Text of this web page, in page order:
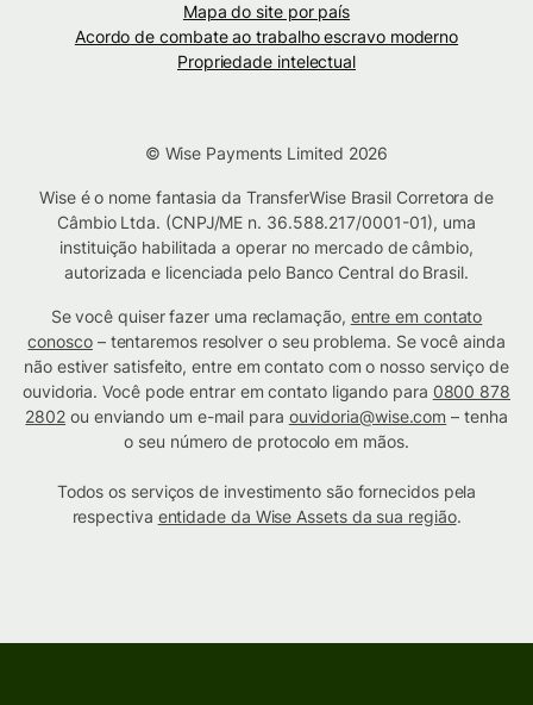
Mapa do site por país
Acordo de combate ao trabalho escravo moderno
Propriedade intelectual
© Wise Payments Limited 2026
Wise é o nome fantasia da TransferWise Brasil Corretora de
Câmbio Ltda. (CNPJ/ME n. 36.588.217/0001-01), uma
instituição habilitada a operar no mercado de câmbio,
autorizada e licenciada pelo Banco Central do Brasil.
Se você quiser fazer uma reclamação, entre em contato
conosco– tentaremos resolver o seu problema. Se você ainda
não estiver satisfeito, entre em contato com o nosso serviço de
ouvidoria. Você pode entrar em contato ligando para 0800 878
2802 ou enviando um e-mail para ouvidoria@wise.com – tenha
o seu número de protocolo em mãos.
Todos os serviços de investimento são fornecidos pela
respectiva entidade da Wise Assets da sua região.